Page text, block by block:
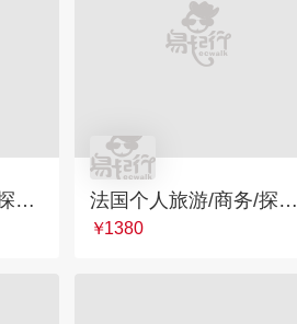
德国个人旅游/商务/探亲签证 法国个人旅游/商务/探亲签证
￥1380